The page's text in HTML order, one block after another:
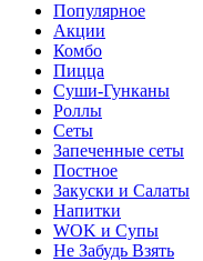
Популярное
Акции
Комбо
Пицца
Суши-Гунканы
Роллы
Сеты
Запеченные сеты
Постное
Закуски и Салаты
Напитки
WOK и Супы
Не Забудь Взять